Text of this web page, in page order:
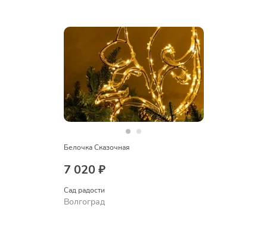
Белочка Сказочная
7 020 ₽
Сад радости
Волгоград